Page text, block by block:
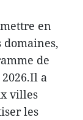
en
de
a
villes
les